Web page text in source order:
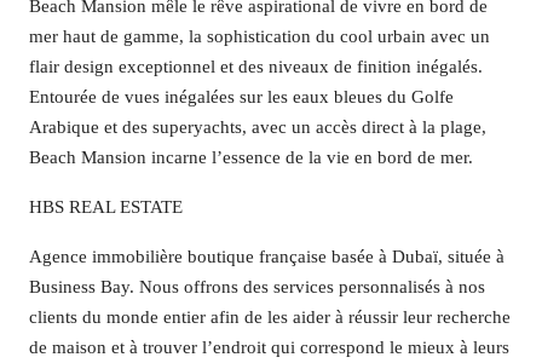
Beach Mansion mêle le rêve aspirational de vivre en bord de
mer haut de gamme, la sophistication du cool urbain avec un
flair design exceptionnel et des niveaux de finition inégalés.
Entourée de vues inégalées sur les eaux bleues du Golfe
Arabique et des superyachts, avec un accès direct à la plage,
Beach Mansion incarne l’essence de la vie en bord de mer.
HBS REAL ESTATE
Agence immobilière boutique française basée à Dubaï, située à
Business Bay. Nous offrons des services personnalisés à nos
clients du monde entier afin de les aider à réussir leur recherche
de maison et à trouver l’endroit qui correspond le mieux à leurs